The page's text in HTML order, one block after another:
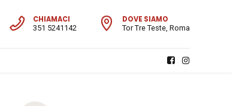
CHIAMACI
351 5241142
DOVE SIAMO
Tor Tre Teste, Roma